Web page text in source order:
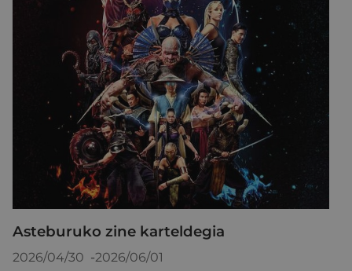
Asteburuko zine karteldegia
2026/04/30 -2026/06/01